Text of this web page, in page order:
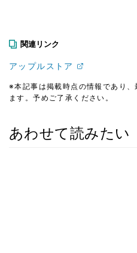
関連リンク
アップルストア
※本記事は掲載時点の情報であり
ます。予めご了承ください。
あわせて読みたい